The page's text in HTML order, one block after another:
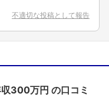
不適切な投稿として報告
300万円 の口コミ